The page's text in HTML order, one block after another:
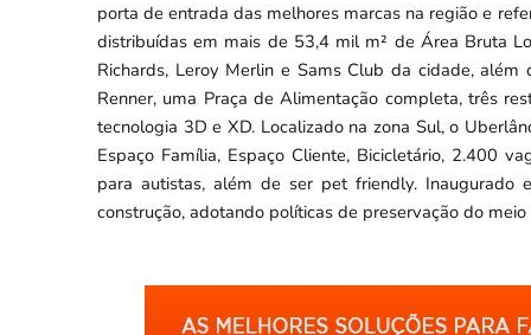
porta de entrada das melhores marcas na região e
distribuídas em mais de 53,4 mil m² de Área Bruta
Richards, Leroy Merlin e Sams Club da cidade,
Renner, uma Praça de Alimentação completa, três
tecnologia 3D e XD. Localizado na zona Sul, o
Espaço Família, Espaço Cliente, Bicicletário, 2.400
para autistas, além de ser pet friendly.
construção, adotando políticas de preservação do